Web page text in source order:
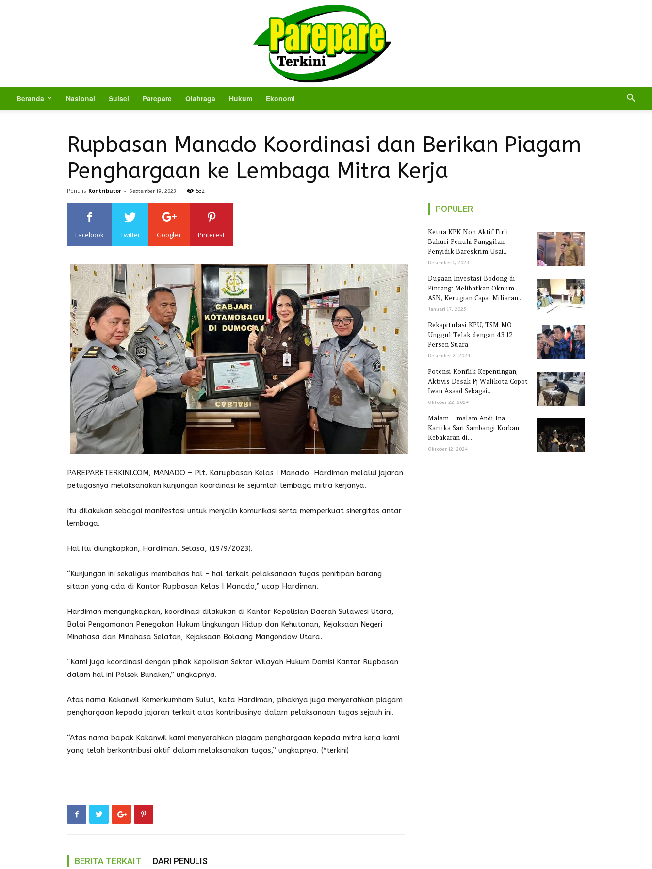
Sulawesi
Beranda Nasional Sulsel Parepare Olahraga Hukum Ekonomi
Rupbasan Manado Koordinasi dan Berikan Piagam
Penghargaan ke Lembaga Mitra Kerja
Penulis Kontributor - September 19, 2023 532
Facebook Twitter Google+ Pinterest
PAREPARETERKINI.COM, MANADO – Plt. Karupbasan Kelas I Manado, Hardiman melalui jajaran
petugasnya melaksanakan kunjungan koordinasi ke sejumlah lembaga mitra kerjanya.
Itu dilakukan sebagai manifestasi untuk menjalin komunikasi serta memperkuat sinergitas antar
lembaga.
Hal itu diungkapkan, Hardiman. Selasa, (19/9/2023).
“Kunjungan ini sekaligus membahas hal – hal terkait pelaksanaan tugas penitipan barang
sitaan yang ada di Kantor Rupbasan Kelas I Manado,” ucap Hardiman.
Hardiman mengungkapkan, koordinasi dilakukan di Kantor Kepolisian Daerah Sulawesi Utara,
Balai Pengamanan Penegakan Hukum lingkungan Hidup dan Kehutanan, Kejaksaan Negeri
Minahasa dan Minahasa Selatan, Kejaksaan Bolaang Mangondow Utara.
“Kami juga koordinasi dengan pihak Kepolisian Sektor Wilayah Hukum Domisi Kantor Rupbasan
dalam hal ini Polsek Bunaken,” ungkapnya.
Atas nama Kakanwil Kemenkumham Sulut, kata Hardiman, pihaknya juga menyerahkan piagam
penghargaan kepada jajaran terkait atas kontribusinya dalam pelaksanaan tugas sejauh ini.
“Atas nama bapak Kakanwil kami menyerahkan piagam penghargaan kepada mitra kerja kami
yang telah berkontribusi aktif dalam melaksanakan tugas,” ungkapnya. (*terkini)
BERITA TERKAIT DARI PENULIS
POPULER
Ketua KPK Non Aktif Firli
Bahuri Penuhi Panggilan
Penyidik Bareskrim Usai...
Desember 1, 2023
Dugaan Investasi Bodong di
Pinrang: Melibatkan Oknum
ASN, Kerugian Capai Miliaran...
Januari 17, 2025
Rekapitulasi KPU, TSM-MO
Unggul Telak dengan 43,12
Persen Suara
Desember 2, 2024
Potensi Konflik Kepentingan,
Aktivis Desak Pj Walikota Copot
Iwan Asaad Sebagai...
Oktober 22, 2024
Malam – malam Andi Ina
Kartika Sari Sambangi Korban
Kebakaran di...
Oktober 12, 2024